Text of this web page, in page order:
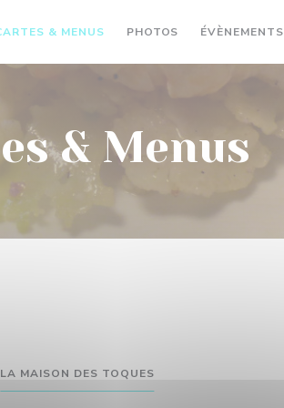
& MENUS PHOTOS ÉVÈNEMENTS
& Menus
LA MAISON DES TOQUES